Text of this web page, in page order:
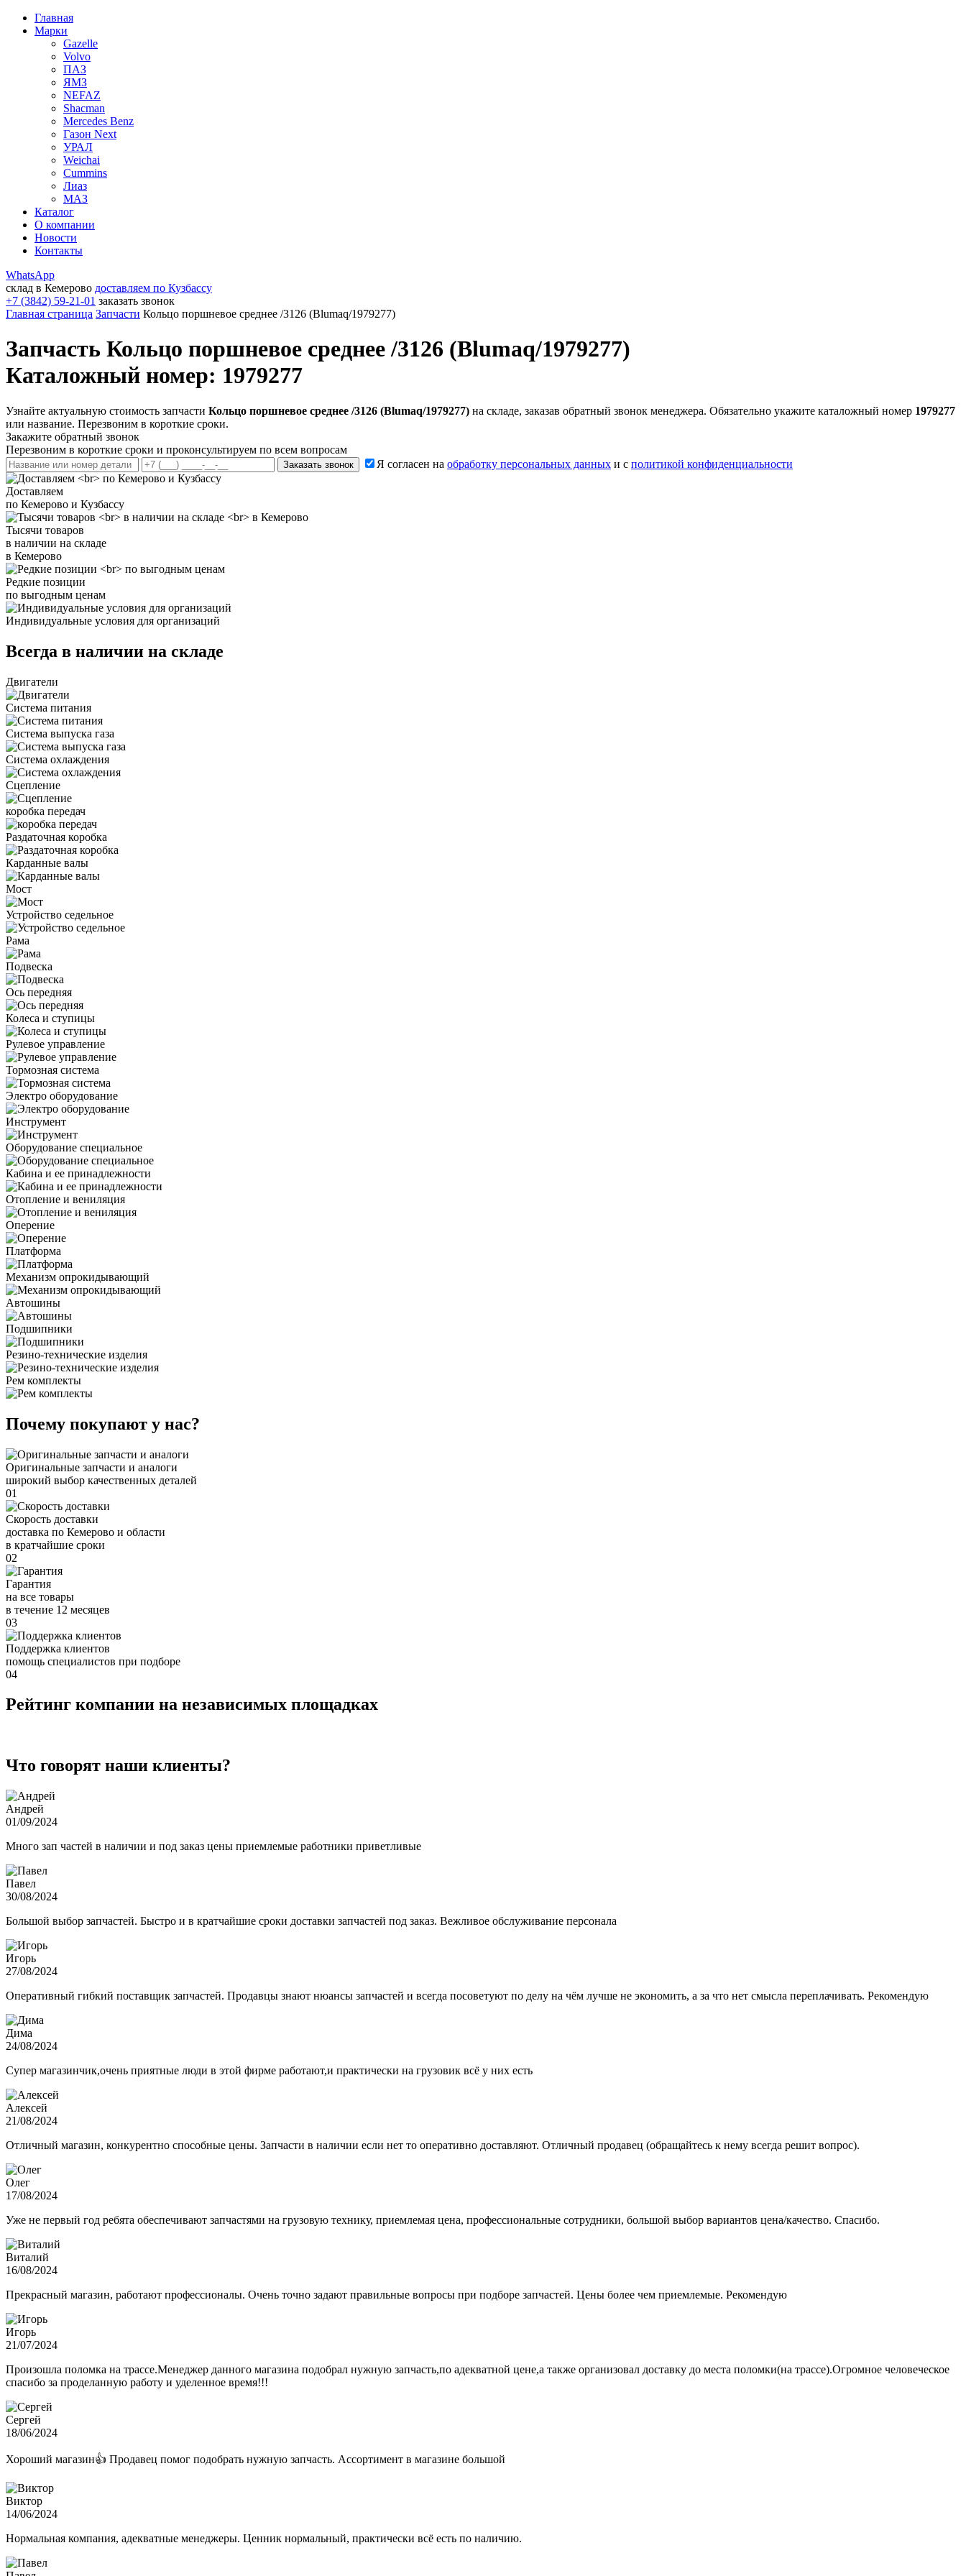
Главная
Марки
Gazelle
Volvo
ПАЗ
ЯМЗ
NEFAZ
Shacman
Mercedes Benz
Газон Next
УРАЛ
Weichai
Cummins
Лиаз
МАЗ
Каталог
О компании
Новости
Контакты
WhatsApp
склад в Кемерово доставляем по Кузбассу
+7 (3842) 59-21-01 заказать звонок
Главная страница Запчасти Кольцо поршневое среднее /3126 (Blumaq/1979277)
Запчасть Кольцо поршневое среднее /3126 (Blumaq/1979277)
Каталожный номер: 1979277
Узнайте актуальную стоимость запчасти Кольцо поршневое среднее /3126 (Blumaq/1979277) на складе, заказав обратный звонок менеджера. Обязательно укажите каталожный номер 1979277
или название. Перезвоним в короткие сроки.
Закажите обратный звонок
Перезвоним в короткие сроки и проконсультируем по всем вопросам
Заказать звонок Я согласен на обработку персональных данных и с политикой конфиденциальности
Доставляем
по Кемерово и Кузбассу
Тысячи товаров
в наличии на складе
в Кемерово
Редкие позиции
по выгодным ценам
Индивидуальные условия для организаций
Всегда в наличии на складе
Двигатели
Система питания
Система выпуска газа
Система охлаждения
Сцепление
коробка передач
Раздаточная коробка
Карданные валы
Мост
Устройство седельное
Рама
Подвеска
Ось передняя
Колеса и ступицы
Рулевое управление
Тормозная система
Электро оборудование
Инструмент
Оборудование специальное
Кабина и ее принадлежности
Отопление и вениляция
Оперение
Платформа
Механизм опрокидывающий
Автошины
Подшипники
Резино-технические изделия
Рем комплекты
Почему покупают у нас?
Оригинальные запчасти и аналоги
широкий выбор качественных деталей
01
Скорость доставки
доставка по Кемерово и области
в кратчайшие сроки
02
Гарантия
на все товары
в течение 12 месяцев
03
Поддержка клиентов
помощь специалистов при подборе
04
Рейтинг компании на независимых площадках
Что говорят наши клиенты?
Андрей
01/09/2024
Много зап частей в наличии и под заказ цены приемлемые работники приветливые
Павел
30/08/2024
Большой выбор запчастей. Быстро и в кратчайшие сроки доставки запчастей под заказ. Вежливое обслуживание персонала
Игорь
27/08/2024
Оперативный гибкий поставщик запчастей. Продавцы знают нюансы запчастей и всегда посоветуют по делу на чём лучше не экономить, а за что нет смысла переплачивать. Рекомендую
Дима
24/08/2024
Супер магазинчик,очень приятные люди в этой фирме работают,и практически на грузовик всё у них есть
Алексей
21/08/2024
Отличный магазин, конкурентно способные цены. Запчасти в наличии если нет то оперативно доставляют. Отличный продавец (обращайтесь к нему всегда решит вопрос).
Олег
17/08/2024
Уже не первый год ребята обеспечивают запчастями на грузовую технику, приемлемая цена, профессиональные сотрудники, большой выбор вариантов цена/качество. Спасибо.
Виталий
16/08/2024
Прекрасный магазин, работают профессионалы. Очень точно задают правильные вопросы при подборе запчастей. Цены более чем приемлемые. Рекомендую
Игорь
21/07/2024
Произошла поломка на трассе.Менеджер данного магазина подобрал нужную запчасть,по адекватной цене,а также организовал доставку до места поломки(на трассе).Огромное человеческое
спасибо за проделанную работу и уделенное время!!!
Сергей
18/06/2024
Хороший магазин👍 Продавец помог подобрать нужную запчасть. Ассортимент в магазине большой
Виктор
14/06/2024
Нормальная компания, адекватные менеджеры. Ценник нормальный, практически всё есть по наличию.